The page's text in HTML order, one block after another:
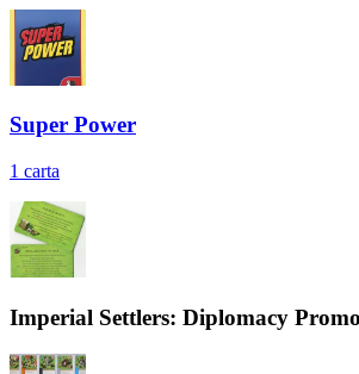
Super Power
1 carta
Imperial Settlers: Diplomacy